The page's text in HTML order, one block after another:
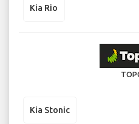
Kia Rio
Kia Stonic